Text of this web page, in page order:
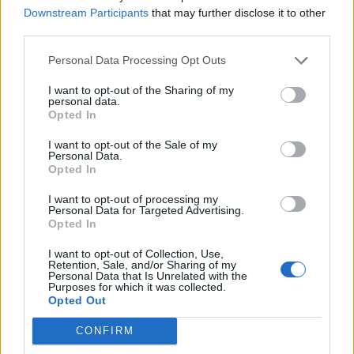
Downstream Participants that may further disclose it to other
Personal Data Processing Opt Outs
I want to opt-out of the Sharing of my
personal data.
Opted In
I want to opt-out of the Sale of my
Personal Data.
Opted In
I want to opt-out of processing my
Personal Data for Targeted Advertising.
Opted In
I want to opt-out of Collection, Use,
Retention, Sale, and/or Sharing of my
Personal Data that Is Unrelated with the
Purposes for which it was collected.
Opted Out
CONFIRM
In evidenza